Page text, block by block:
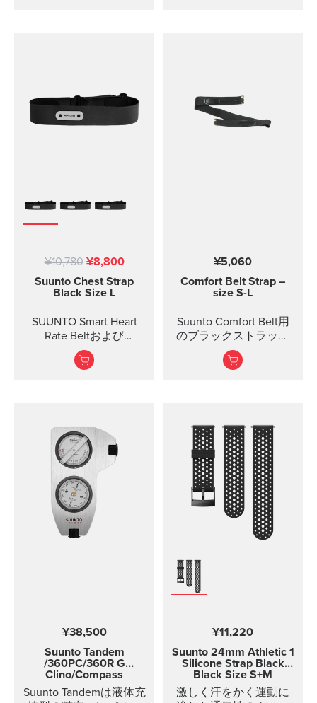
¥10,780 ¥8,800
Suunto Chest Strap
Black Size L
SUUNTO Smart Heart
Rate Beltおよび
Movesenseセンサー用
の交換チェストストラ
¥5,060
Comfort Belt Strap –
size S-L
Suunto Comfort Belt用
のブラックストラップ
は送信モジュールなし
で、3つの異なるサイズ
Comfort Beltに適合しま
す。 このストラップバ
ージョンはS-Lサイズ
（バスト測定62 - 110 cm
/ 24.4 - 43.3インチ）で
す。 Comfort Beltストラ
ップは、最適化された
快適な使用のために柔
います。トラクション
ストリップが激しいト
レーニング中にもベル
で洗えます（洗濯前に
送信モジュールを取り
外すことを忘れないで
ください）、つまり
Comfort Beltストラップ
¥38,500
Suunto Tandem
/360PC/360R G
Clino/Compass
Suunto Tandemは液体充
¥11,220
Suunto 24mm Athletic 1
Silicone Strap Black
Black Size S+M
激しく汗をかく運動に